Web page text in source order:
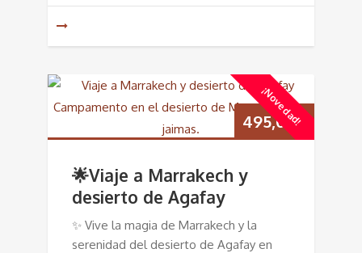
¡Novedad!
495,00€
🌟Viaje a Marrakech y
desierto de Agafay
✨ Vive la magia de Marrakech y la
serenidad del desierto de Agafay en